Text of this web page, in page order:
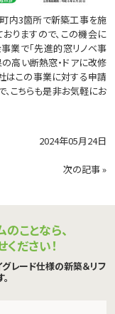
内3箇所で新築工事を施
りますので、この機会に
業で「先進的窓リノベ事
高い断熱窓・ドアに改修
はこの事業に対する申請
、こちらも是非お気軽にお
2024年05月24日
次の記事»
ことなら、
ださい！
レード仕様の新築＆リフ